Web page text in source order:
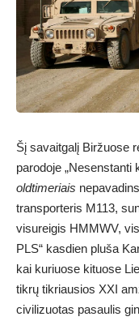
Šį savaitgalį Biržuose
parodoje „Nesenstanti
oldtimeriais
transporteris M113,
visureigis HMMWV,
PLS“ kasdien pluša
kai kuriuose kituose
tikrų tikriausios XXI
civilizuotas pasaulis